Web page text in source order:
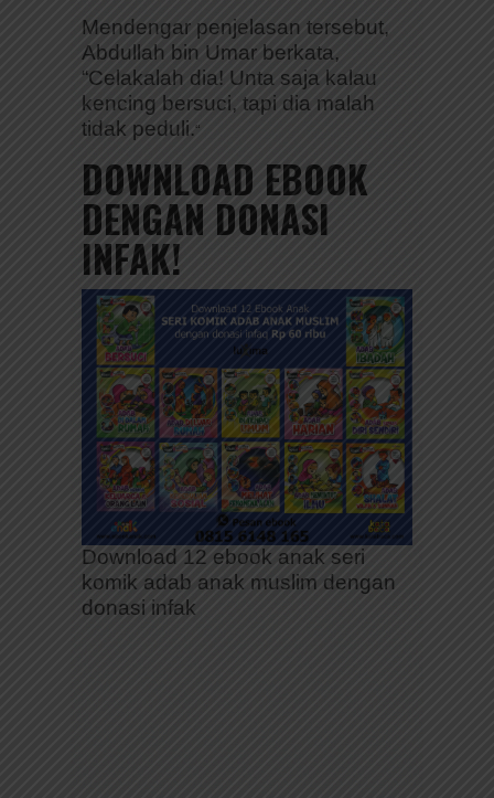
Mendengar penjelasan tersebut,
Abdullah bin Umar berkata,
“Celakalah dia! Unta saja kalau
kencing bersuci, tapi dia malah
tidak peduli.“
DOWNLOAD EBOOK
DENGAN DONASI
INFAK!
Download 12 ebook anak seri
komik adab anak muslim dengan
donasi infak